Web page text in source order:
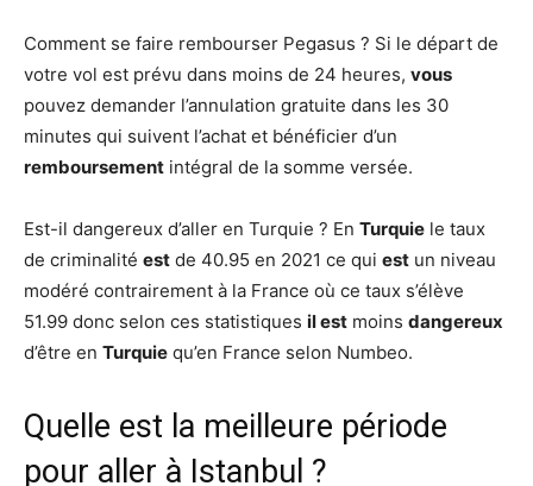
Comment se faire rembourser Pegasus ? Si le départ de
votre vol est prévu dans moins de 24 heures, vous
pouvez demander l’annulation gratuite dans les 30
minutes qui suivent l’achat et bénéficier d’un
remboursement intégral de la somme versée.
Est-il dangereux d’aller en Turquie ? En Turquie le taux
de criminalité est de 40.95 en 2021 ce qui est un niveau
modéré contrairement à la France où ce taux s’élève
51.99 donc selon ces statistiques il est moins dangereux
d’être en Turquie qu’en France selon Numbeo.
Quelle est la meilleure période
pour aller à Istanbul ?